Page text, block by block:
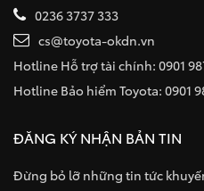
0236 3737 333
cs@toyota-okdn.vn
Hotline Hỗ trợ tài chính: 0901
Hotline Bảo hiểm Toyota: 0901
ĐĂNG KÝ NHẬN BẢN TIN
Đừng bỏ lỡ những tin tức